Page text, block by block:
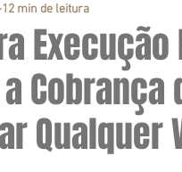
Civil e Imobiliário
Cobrança
Qualquer
12 min de leitura